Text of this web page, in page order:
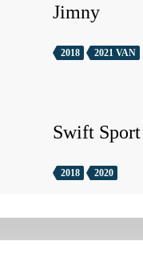
Jimny
2018 2021 VAN
Swift Sport
2018 2020